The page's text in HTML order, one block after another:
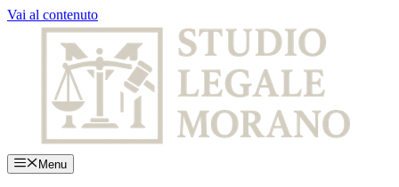
Vai al contenuto
Menu